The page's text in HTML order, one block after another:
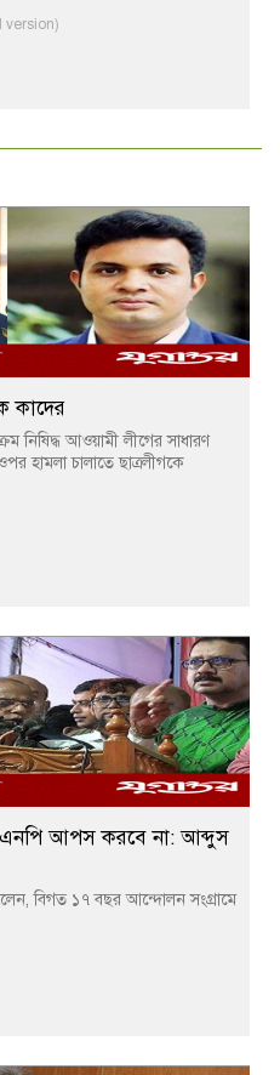
version)
কাদের
নিষিদ্ধ আওয়ামী লীগের সাধারণ
হামলা চালাতে ছাত্রলীগকে
আপস করবে না: আব্দুস
বিগত ১৭ বছর আন্দোলন সংগ্রামে